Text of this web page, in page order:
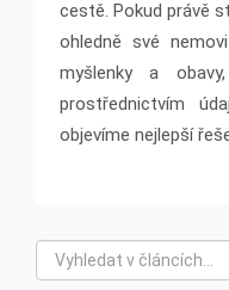
cestě. Pokud právě
ohledně své
myšlenky a
prostřednictvím
objevíme nejlepší